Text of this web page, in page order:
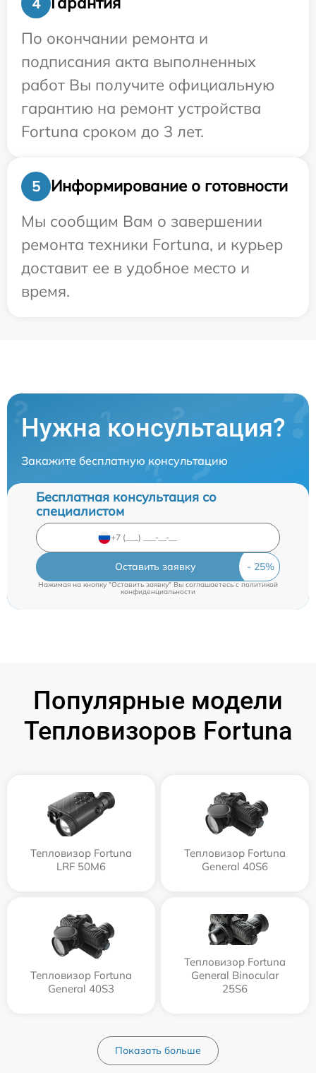
По окончании ремонта и
подписания акта выполненных
работ Вы получите официальную
гарантию на ремонт устройства
Fortuna сроком до 3 лет.
5
Информирование о готовности
Мы сообщим Вам о завершении
ремонта техники Fortuna, и курьер
доставит ее в удобное место и
время.
Нужна консультация?
Закажите бесплатную консультацию
Бесплатная консультация со
специалистом
Оставить заявку
Нажимая на кнопку "Оставить заявку" Вы соглашаетесь cполитикой
конфиденциальности
Популярные модели
Тепловизоров Fortuna
Тепловизор Fortuna
LRF 50M6
Тепловизор Fortuna
General 40S6
Тепловизор Fortuna
General 40S3
Тепловизор Fortuna
General Binocular
25S6
Показать больше